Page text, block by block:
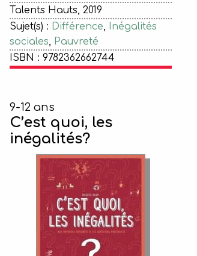
Talents Hauts, 2019
Sujet(s) : Différence,
Inégalités
sociales, Pauvreté
ISBN : 9782362662744
9-12 ans
C’est quoi, les
inégalités?